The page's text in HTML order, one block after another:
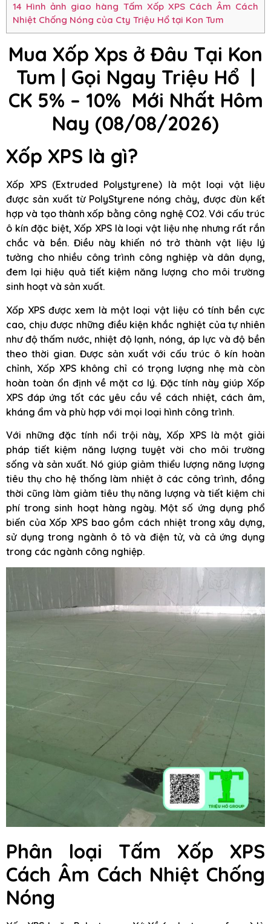
14 Hình ảnh giao hàng Tấm Xốp XPS Cách Âm Cách
Nhiệt Chống Nóng của Cty Triệu Hổ tại Kon Tum
Mua Xốp Xps ở Đâu Tại Kon
Tum | Gọi Ngay Triệu Hổ |
CK 5% – 10% Mới Nhất Hôm
Nay (08/08/2026)
Xốp XPS là gì?
Xốp XPS (Extruded Polystyrene) là một loại vật liệu
được sản xuất từ PolyStyrene nóng chảy, được đùn kết
hợp và tạo thành xốp bằng công nghệ CO2. Với cấu trúc
ô kín đặc biệt, Xốp XPS là loại vật liệu nhẹ nhưng rất rắn
chắc và bền. Điều này khiến nó trở thành vật liệu lý
tưởng cho nhiều công trình công nghiệp và dân dụng,
đem lại hiệu quả tiết kiệm năng lượng cho môi trường
sinh hoạt và sản xuất.
Xốp XPS được xem là một loại vật liệu có tính bền cực
cao, chịu được những điều kiện khắc nghiệt của tự nhiên
như độ thấm nước, nhiệt độ lạnh, nóng, áp lực và độ bền
theo thời gian. Được sản xuất với cấu trúc ô kín hoàn
chỉnh, Xốp XPS không chỉ có trọng lượng nhẹ mà còn
hoàn toàn ổn định về mặt cơ lý. Đặc tính này giúp Xốp
XPS đáp ứng tốt các yêu cầu về cách nhiệt, cách âm,
kháng ẩm và phù hợp với mọi loại hình công trình.
Với những đặc tính nổi trội này, Xốp XPS là một giải
pháp tiết kiệm năng lượng tuyệt vời cho môi trường
sống và sản xuất. Nó giúp giảm thiểu lượng năng lượng
tiêu thụ cho hệ thống làm nhiệt ở các công trình, đồng
thời cũng làm giảm tiêu thụ năng lượng và tiết kiệm chi
phí trong sinh hoạt hàng ngày. Một số ứng dụng phổ
biến của Xốp XPS bao gồm cách nhiệt trong xây dựng,
sử dụng trong ngành ô tô và điện tử, và cả ứng dụng
trong các ngành công nghiệp.
Phân loại Tấm Xốp XPS
Cách Âm Cách Nhiệt Chống
Nóng